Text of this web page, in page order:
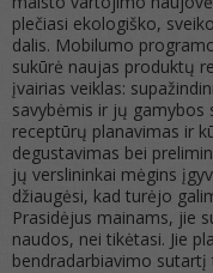
plečiasi ekologiško,
dalis. Mobilumo
sukūrė naujas produktų
įvairias veiklas:
savybėmis ir jų
receptūrų planavimas ir
degustavimas bei
jų verslininkai mėgins
džiaugėsi, kad turėjo
Prasidėjus mainams, jie
naudos, nei tikėtasi. Jie
bendradarbiavimo